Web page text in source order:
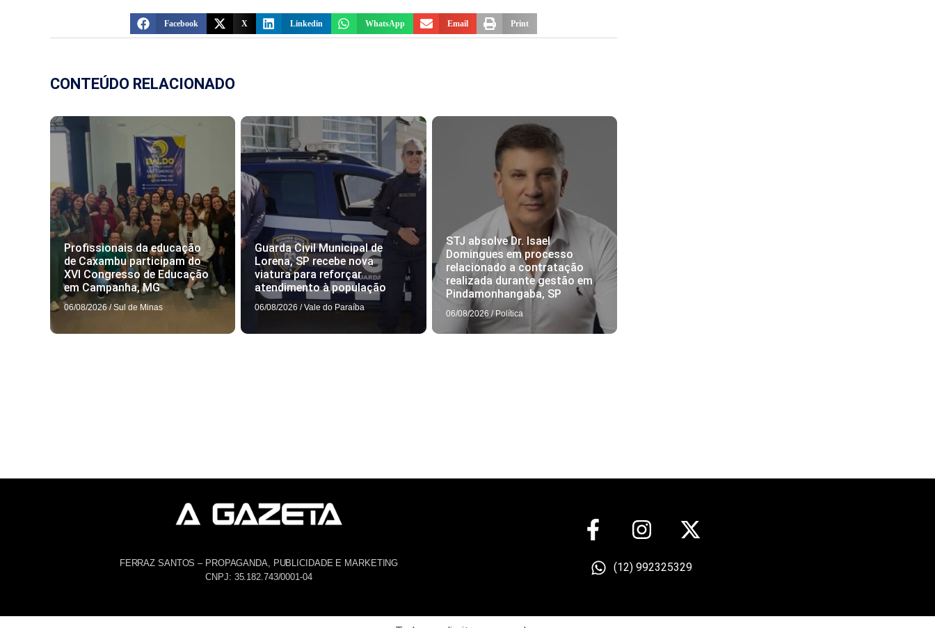
Facebook X Linkedin WhatsApp Email Print
CONTEÚDO RELACIONADO
Profissionais da educação
de Caxambu participam do
XVI Congresso de Educação
em Campanha, MG
06/08/2026 / Sul de Minas
Guarda Civil Municipal de
Lorena, SP recebe nova
viatura para reforçar
atendimento à população
06/08/2026 / Vale do Paraíba
STJ absolve Dr. Isael
Domingues em processo
relacionado a contratação
realizada durante gestão em
Pindamonhangaba, SP
06/08/2026 / Política
FERRAZ SANTOS – PROPAGANDA, PUBLICIDADE E MARKETING
CNPJ: 35.182.743/0001-04
(12) 992325329